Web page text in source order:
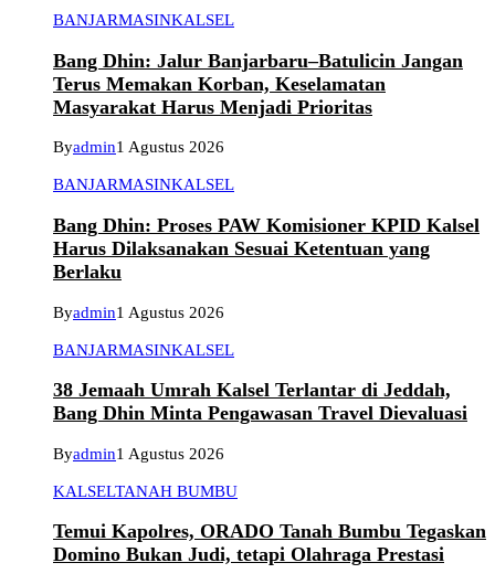
BANJARMASINKALSEL
Bang Dhin: Jalur Banjarbaru–Batulicin Jangan
Terus Memakan Korban, Keselamatan
Masyarakat Harus Menjadi Prioritas
Byadmin1 Agustus 2026
BANJARMASINKALSEL
Bang Dhin: Proses PAW Komisioner KPID Kalsel
Harus Dilaksanakan Sesuai Ketentuan yang
Berlaku
Byadmin1 Agustus 2026
BANJARMASINKALSEL
38 Jemaah Umrah Kalsel Terlantar di Jeddah,
Bang Dhin Minta Pengawasan Travel Dievaluasi
Byadmin1 Agustus 2026
KALSELTANAH BUMBU
Temui Kapolres, ORADO Tanah Bumbu Tegaskan
Domino Bukan Judi, tetapi Olahraga Prestasi